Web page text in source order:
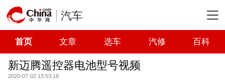
汽车
首页 文章 选车 汽修 百科
新迈腾遥控器电池型号视频
2020-07-02 13:53:18